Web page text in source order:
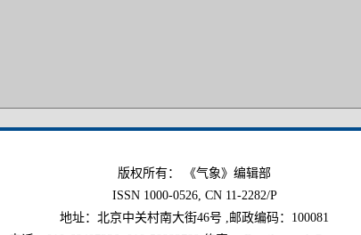
版权所有： 《气象》编辑部
ISSN 1000-0526, CN 11-2282/P
地址：北京中关村南大街46号 ,邮政编码：100081